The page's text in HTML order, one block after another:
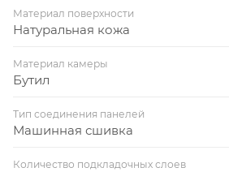
Материал поверхности
Натуральная кожа
Материал камеры
Бутил
Тип соединения панелей
Машинная сшивка
Количество подкладочных слоев